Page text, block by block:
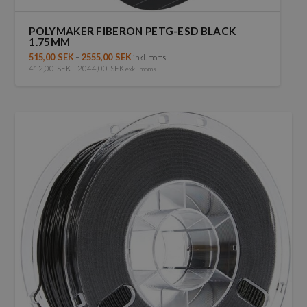
POLYMAKER FIBERON PETG-ESD BLACK
1.75MM
515,00 SEK –2555,00 SEK inkl. moms
412,00 SEK – 2044,00 SEK exkl. moms
alternativen
kan
väljas
på